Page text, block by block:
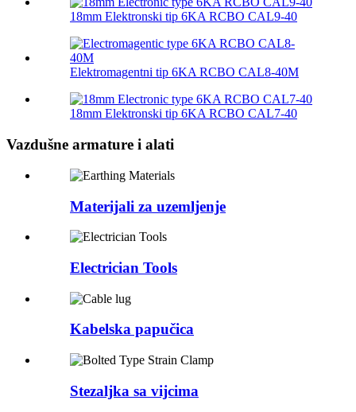
18mm Elektronski tip 6KA RCBO CAL9-40
Elektromagentni tip 6KA RCBO CAL8-40M
18mm Elektronski tip 6KA RCBO CAL7-40
Vazdušne armature i alati
Materijali za uzemljenje
Electrician Tools
Kabelska papučica
Stezaljka sa vijcima